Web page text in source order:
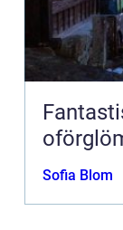
Sofia Blom